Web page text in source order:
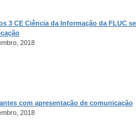
3 CE Ciência da Informação da FLUC
2018
com apresentação de comunicação
2018